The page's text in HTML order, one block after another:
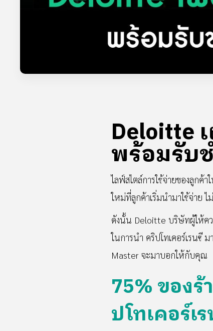
Deloitte
พร้อมรับ
ไลฟ์สไตล์การใช้จ่ายของลูกค้
ใหม่ที่ลูกค้าเริ่มนำมาใช้จ่าย
ดังนั้น Deloitte บริษัทผู้ให้คว
ในการนำ คริปโทเคอร์เรนซี
Master จะมาบอกให้กับคุณ
75% ของ
ปโทเคอร์เ